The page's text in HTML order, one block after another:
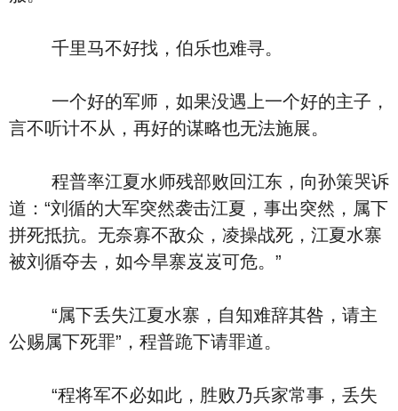
千里马不好找，伯乐也难寻。
一个好的军师，如果没遇上一个好的主子，
言不听计不从，再好的谋略也无法施展。
程普率江夏水师残部败回江东，向孙策哭诉
道：“刘循的大军突然袭击江夏，事出突然，属下
拼死抵抗。无奈寡不敌众，凌操战死，江夏水寨
被刘循夺去，如今旱寨岌岌可危。”
“属下丢失江夏水寨，自知难辞其咎，请主
公赐属下死罪”，程普跪下请罪道。
“程将军不必如此，胜败乃兵家常事，丢失